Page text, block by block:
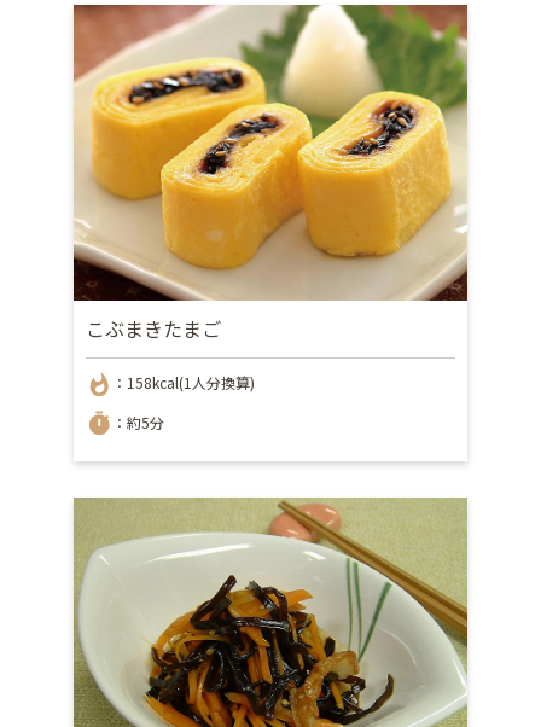
こぶまきたまご
whatshot ：158kcal(1人分換算)
timer ：約5分